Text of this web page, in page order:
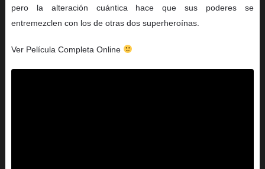
pero la alteración cuántica hace que sus poderes se
entremezclen con los de otras dos superheroínas.
Ver Película Completa Online